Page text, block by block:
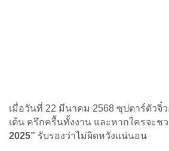
เมื่อวันที่ 22 มีนาคม 2568 ซุปตาร์ตัว
เต้น ครึกครื้นทั้งงาน และหากใครจะ
2025” รับรองว่าไม่ผิดหวังแน่นอน